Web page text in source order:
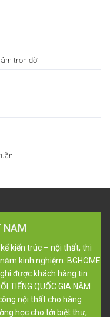
trọn đời
NAM
kiến trúc – nội thất, thi
kinh nghiệm. BGHOME
được khách hàng tin
TIẾNG QUỐC GIA NĂM
nội thất cho hàng
học cho tới biệt thự,